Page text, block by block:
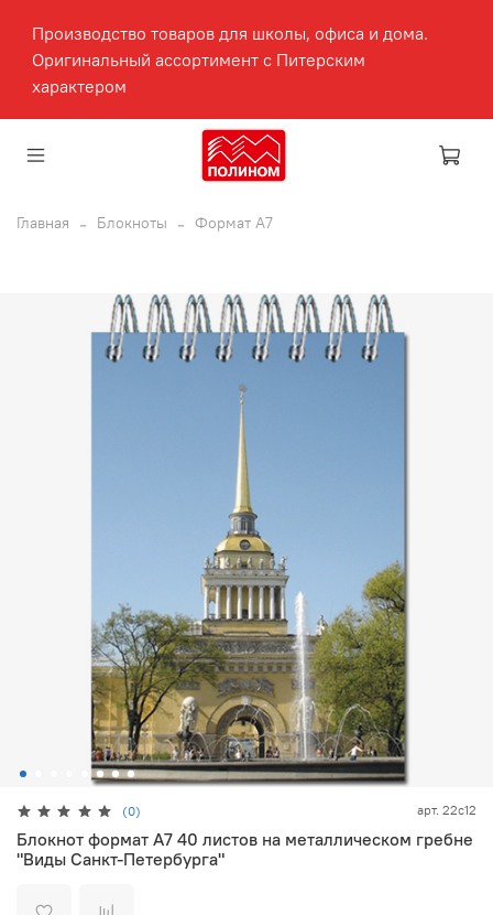
Производство товаров для школы, офиса и дома.
Оригинальный ассортимент с Питерским
характером
Главная Блокноты Формат А7
(0) арт. 22с12
Блокнот формат А7 40 листов на металлическом гребне
"Виды Санкт-Петербурга"